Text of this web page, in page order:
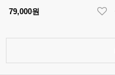
79,000원